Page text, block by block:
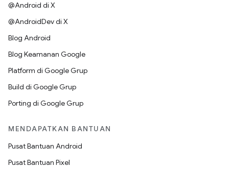
@Android di X
@AndroidDev di X
Blog Android
Blog Keamanan Google
Platform di Google Grup
Build di Google Grup
Porting di Google Grup
MENDAPATKAN BANTUAN
Pusat Bantuan Android
Pusat Bantuan Pixel